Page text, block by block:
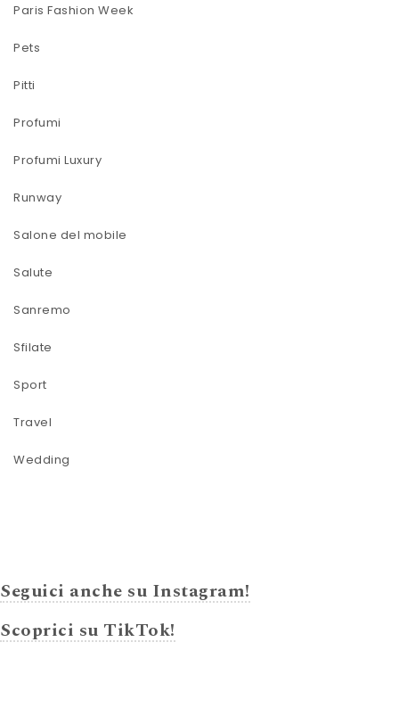
Paris Fashion Week
Pets
Pitti
Profumi
Profumi Luxury
Runway
Salone del mobile
Salute
Sanremo
Sfilate
Sport
Travel
Wedding
Seguici anche su Instagram!
Scoprici su TikTok!